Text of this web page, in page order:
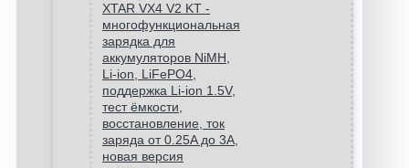
XTAR VX4 V2 KT -
многофункциональная
зарядка для
аккумуляторов NiMH,
Li-ion, LiFePO4,
поддержка Li-ion 1.5V,
тест ёмкости,
восстановление, ток
заряда от 0.25A до 3A,
новая версия